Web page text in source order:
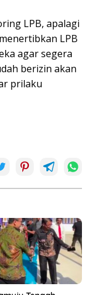
LPB, apalagi
LPB
agar segera
berizin akan
prilaku